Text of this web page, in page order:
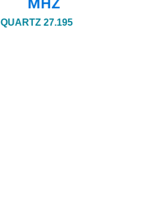
MHZ
QUARTZ 27.195